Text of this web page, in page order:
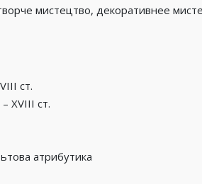
мистецтво, декоративнее
ст.
ХVІІІ ст.
атрибутика